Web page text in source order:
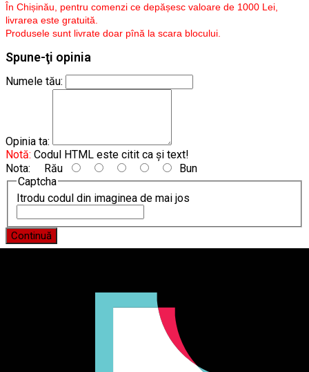
În Chișinău, pentru comenzi ce depășesc valoare de 1000 Lei,
livrarea este gratuită.
Produsele sunt livrate doar pînă la scara blocului.
Spune-ţi opinia
Numele tău:
Opinia ta:
Notă: Codul HTML este citit ca şi text!
Nota: Rău
Bun
Captcha
Itrodu codul din imaginea de mai jos
Continuă